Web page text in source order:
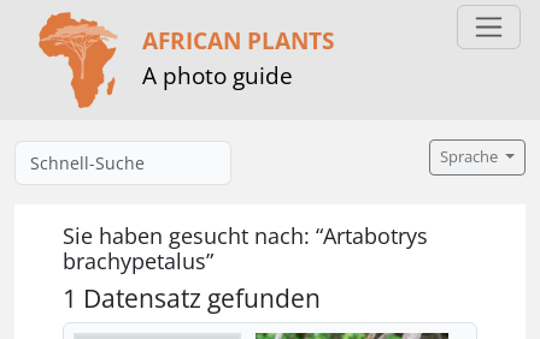
AFRICAN PLANTS
A photo guide
Sprache
Sie haben gesucht nach: “Artabotrys
brachypetalus”
1 Datensatz gefunden